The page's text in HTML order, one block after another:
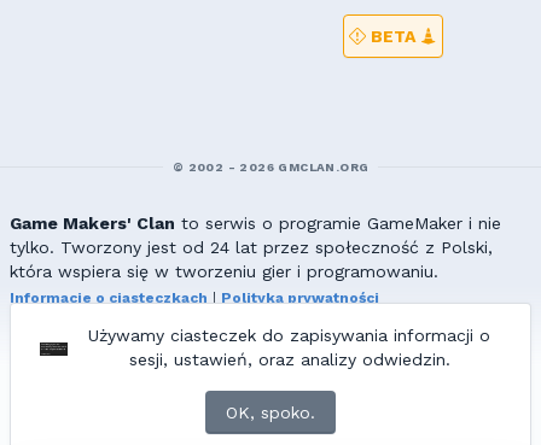
Używamy ciasteczek do zapisywania informacji o
sesji, ustawień, oraz analizy odwiedzin.
OK, spoko.
BETA
© 2002 - 2026 GMCLAN.ORG
Game Makers' Clan to serwis o programie GameMaker i nie
tylko. Tworzony jest od 24 lat przez społeczność z Polski,
która wspiera się w tworzeniu gier i programowaniu.
Informacje o ciasteczkach
Polityka prywatności
Wszelkie prawa zastrzeżone. Kopiowanie materiałów bez zgody
redakcji zabronione!
ZNAJDZIESZ NAS TAKŻE NA: